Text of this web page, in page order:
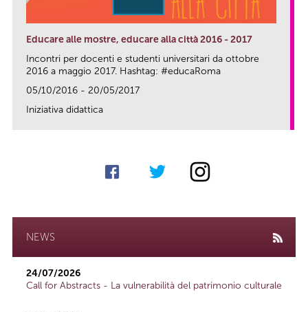
Educare alle mostre, educare alla città 2016 - 2017
Incontri per docenti e studenti universitari da ottobre
2016 a maggio 2017. Hashtag: #educaRoma
05/10/2016 - 20/05/2017
Iniziativa didattica
NEWS
24/07/2026
Call for Abstracts - La vulnerabilità del patrimonio culturale